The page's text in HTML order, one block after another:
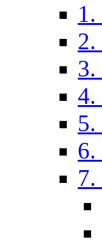
2.
4.
5.
6.
7.